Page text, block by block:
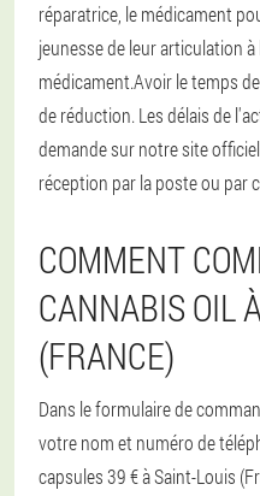
réparatrice, le médicament
jeunesse de leur articulation
médicament.Avoir le temps
de réduction. Les délais de
demande sur notre site
réception par la poste ou par
COMMENT
CANNABIS OIL
(FRANCE)
Dans le formulaire de
votre nom et numéro de
capsules 39 € à Saint-Louis